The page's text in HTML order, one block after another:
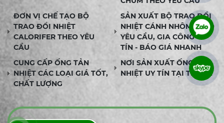
ĐƠN VỊ CHẾ TẠO BỘ
TRAO ĐỔI NHIỆT
CALORIFER THEO YÊU
CẦU
SẢN XUẤT BỘ TRAO ĐỔI
NHIỆT CÁNH NHÔM THEO
YÊU CẦU, GIA CÔNG UY
TÍN - BÁO GIÁ NHANH
CUNG CẤP ỐNG TẢN
NHIỆT CÁC LOẠI GIÁ TỐT,
CHẤT LƯỢNG
NƠI SẢN XUẤT ỐNG TẢN
NHIỆT UY TÍN TẠI TPHCM